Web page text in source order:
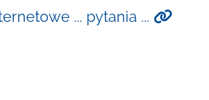
... pytania ...